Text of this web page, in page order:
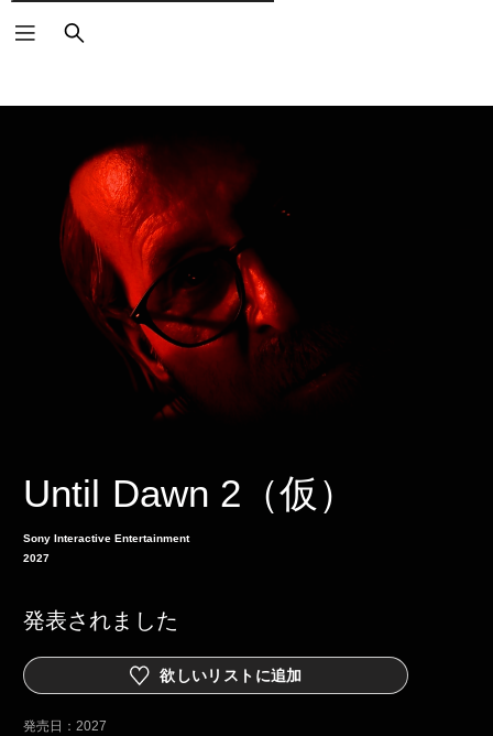
検
索
Until Dawn 2（仮）
Sony Interactive Entertainment
2027
発表されました
欲しいリストに追加
発売日： 2027